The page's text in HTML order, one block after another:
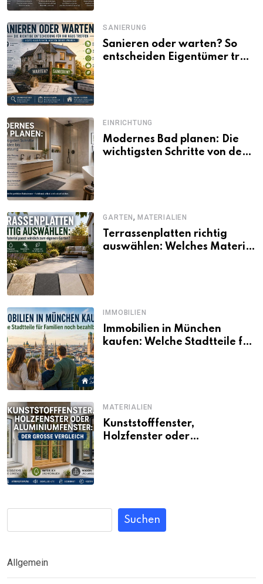
SANIERUNG
Sanieren oder warten? So
entscheiden Eigentümer trotz
EINRICHTUNG
Modernes Bad planen: Die
wichtigsten Schritte von der
GARTEN,MATERIALIEN
Terrassenplatten richtig
auswählen: Welches Material
IMMOBILIEN
Immobilien in München
kaufen: Welche Stadtteile für
MATERIALIEN
Kunststofffenster,
Holzfenster oder
Suchen
Allgemein